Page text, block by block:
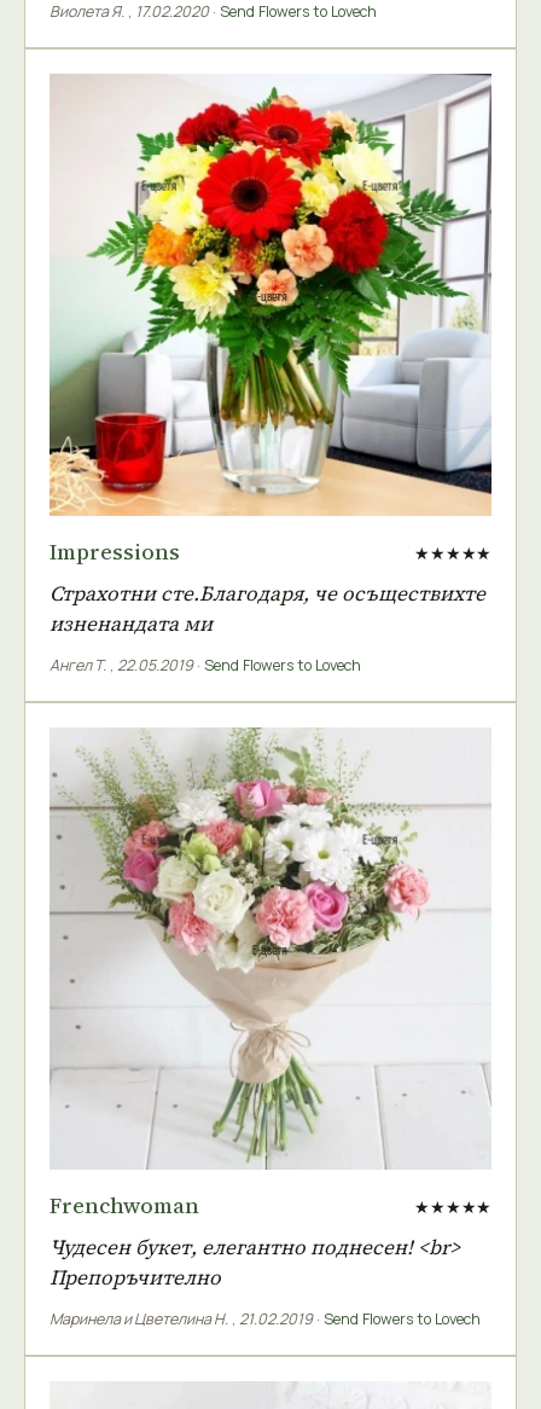
Виолета Я. , 17.02.2020· Send Flowers to Lovech
Impressions ★★★★★
Страхотни сте.Благодаря, че осъществихте
изненандата ми
Ангел Т. , 22.05.2019· Send Flowers to Lovech
Frenchwoman ★★★★★
Чудесен букет, елегантно поднесен! <br>
Препоръчително
Маринела и Цветелина Н. , 21.02.2019· Send Flowers to Lovech